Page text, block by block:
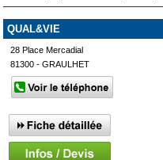
QUAL&VIE
28 Place Mercadial
81300 - GRAULHET